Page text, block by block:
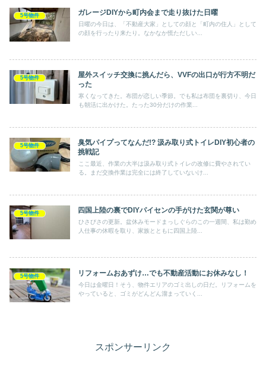
5号物件 ガレージDIYから町内会まで走り抜けた日曜
日曜の今日は、「不動産大家」としての顔と「町内の住人」として
の顔を行ったり来たり。なかなか慌ただしい...
5号物件
屋外スイッチ交換に挑んだら、VVFの出口が行方不明だ
った
寒くなってきた。布団が恋しい季節。でも私は布団を裏切り、今日
も朝活に出かけた。たった30分だけの作業...
5号物件
臭気パイプってなんだ!? 汲み取り式トイレDIY初心者の
挑戦記
ここ最近、作業の大半は汲み取り式トイレの改修に費やされてい
る。まだ交換作業は完全には終了していないけ...
5号物件 四国上陸の裏でDIYパイセンの手がけた玄関が尊い
ひさびさの更新。盆休みモードまっしぐらのこの一週間、私は勤め
人仕事の休暇を取り、家族とともに四国上陸...
5号物件 リフォームおあずけ…でも不動産活動にお休みなし！
今日は金曜日！そう、物件エリアのゴミ出しの日だ。リフォームを
やっていると、ゴミがどんどん溜まっていく...
スポンサーリンク